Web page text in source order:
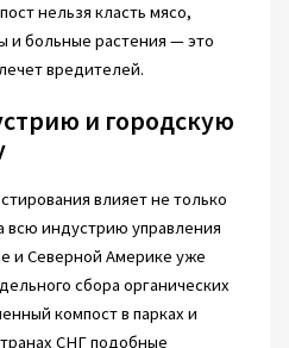
нельзя класть мясо,
и больные растения — это
вредителей.
и городскую
влияет не только
всю индустрию управления
и Северной Америке уже
сбора органических
компост в парках и
СНГ подобные